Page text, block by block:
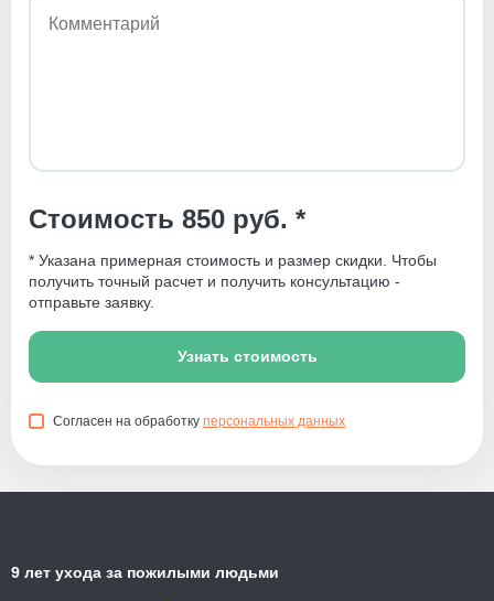
Стоимость 850 руб. *
* Указана примерная стоимость и размер скидки. Чтобы
получить точный расчет и получить консультацию -
отправьте заявку.
Узнать стоимость
Согласен на обработку персональных данных
9 лет ухода за пожилыми людьми